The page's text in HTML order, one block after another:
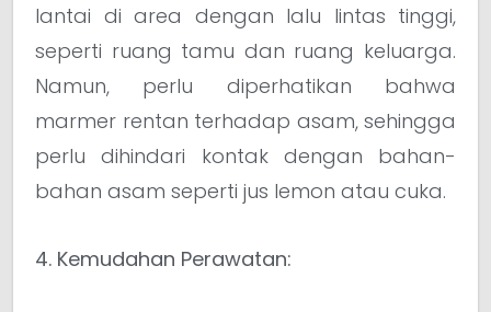
lantai di area dengan lalu lintas tinggi,
seperti ruang tamu dan ruang keluarga.
Namun, perlu diperhatikan bahwa
marmer rentan terhadap asam, sehingga
perlu dihindari kontak dengan bahan-
bahan asam seperti jus lemon atau cuka.
4. Kemudahan Perawatan: